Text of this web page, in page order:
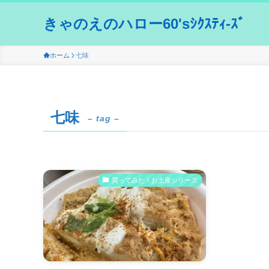
きゃのえのハロー60'sｼｸｽﾃｨ-ｽﾞ
ホーム 七味
七味 – tag –
買ってみた！お土産シリーズ